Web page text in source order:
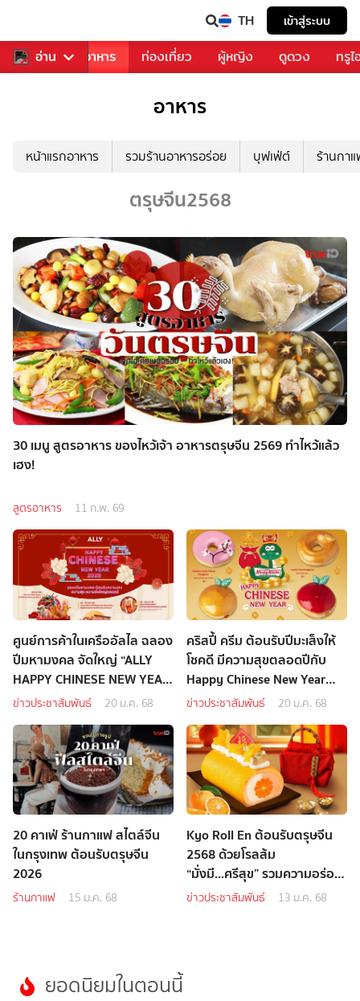
TH เข้าสู่ระบบ
อ่าน
การเพลง อาหาร ท่องเที่ยว ผู้หญิง ดูดวง ทรู
อาหาร
หน้าแรกอาหาร รวมร้านอาหารอร่อย บุฟเฟ่ต์ ร้านกา
ตรุษจีน2568
30 เมนู สูตรอาหาร ของไหว้เจ้า อาหารตรุษจีน 2569 ทำไหว้แล้ว
เฮง!
สูตรอาหาร 11 ก.พ. 69
ศูนย์การค้าในเครืออัลไล ฉลอง
ปีมหามงคล จัดใหญ่ “ALLY
HAPPY CHINESE NEW YEAR
2025” ต้อนรับความเฮง ความ
ข่าวประชาสัมพันธ์ 20 ม.ค. 68
คริสปี้ ครีม ต้อนรับปีมะเส็งให้
โชคดี มีความสุขตลอดปีกับ
Happy Chinese New Year
Doughnuts
ข่าวประชาสัมพันธ์ 20 ม.ค. 68
20 คาเฟ่ ร้านกาแฟ สไตล์จีน
ในกรุงเทพ ต้อนรับตรุษจีน
2026
ร้านกาแฟ 15 ม.ค. 68
Kyo Roll En ต้อนรับตรุษจีน
2568 ด้วยโรลส้ม
“มั่งมี...ศรีสุข” รวมความอร่อย
สดชื่นจากส้ม 3 สายพันธุ์
ข่าวประชาสัมพันธ์ 13 ม.ค. 68
ยอดนิยมในตอนนี้